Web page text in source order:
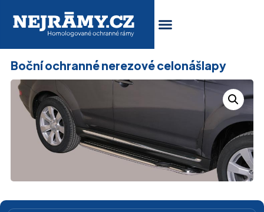
Boční ochranné nerezové celonášlapy